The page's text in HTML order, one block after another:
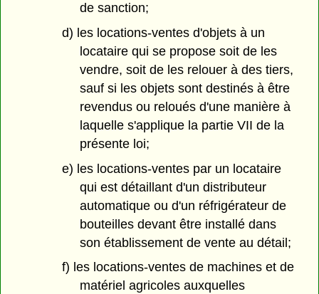
de sanction;
d) les locations-ventes d'objets à un
locataire qui se propose soit de les
vendre, soit de les relouer à des tiers,
sauf si les objets sont destinés à être
revendus ou reloués d'une manière à
laquelle s'applique la partie VII de la
présente loi;
e) les locations-ventes par un locataire
qui est détaillant d'un distributeur
automatique ou d'un réfrigérateur de
bouteilles devant être installé dans
son établissement de vente au détail;
f) les locations-ventes de machines et de
matériel agricoles auxquelles